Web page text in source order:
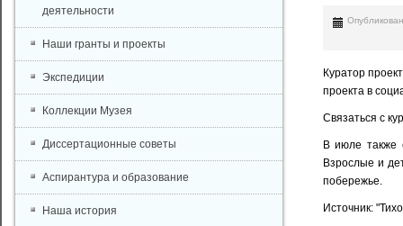
Куратор
проекта в
Связаться с
В июле также
Взрослые и
побережье.
Источник:
деятельности
Наши гранты и проекты
Экспедиции
Коллекции Музея
Диссертационные советы
Аспирантура и образование
Наша история